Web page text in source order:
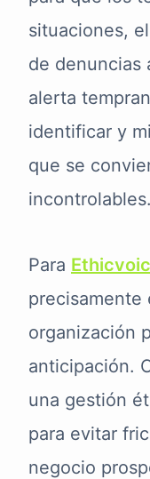
situaciones,
de denuncias
alerta
identificar y
que se
incontrolables.
Para
precisamente
organización
anticipación.
una gestión
para evitar
negocio